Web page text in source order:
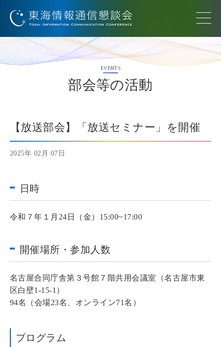
EVENTS
部会等の活動
【放送部会】「放送セミナー」を開催
2025年 02月 07日
日時
令和７年１月24日（金）15:00~17:00
開催場所・参加人数
名古屋合同庁舎第３号館７階共用会議室（名古屋市東
区白壁1-15-1）
94名（会場23名、オンライン71名）
プログラム